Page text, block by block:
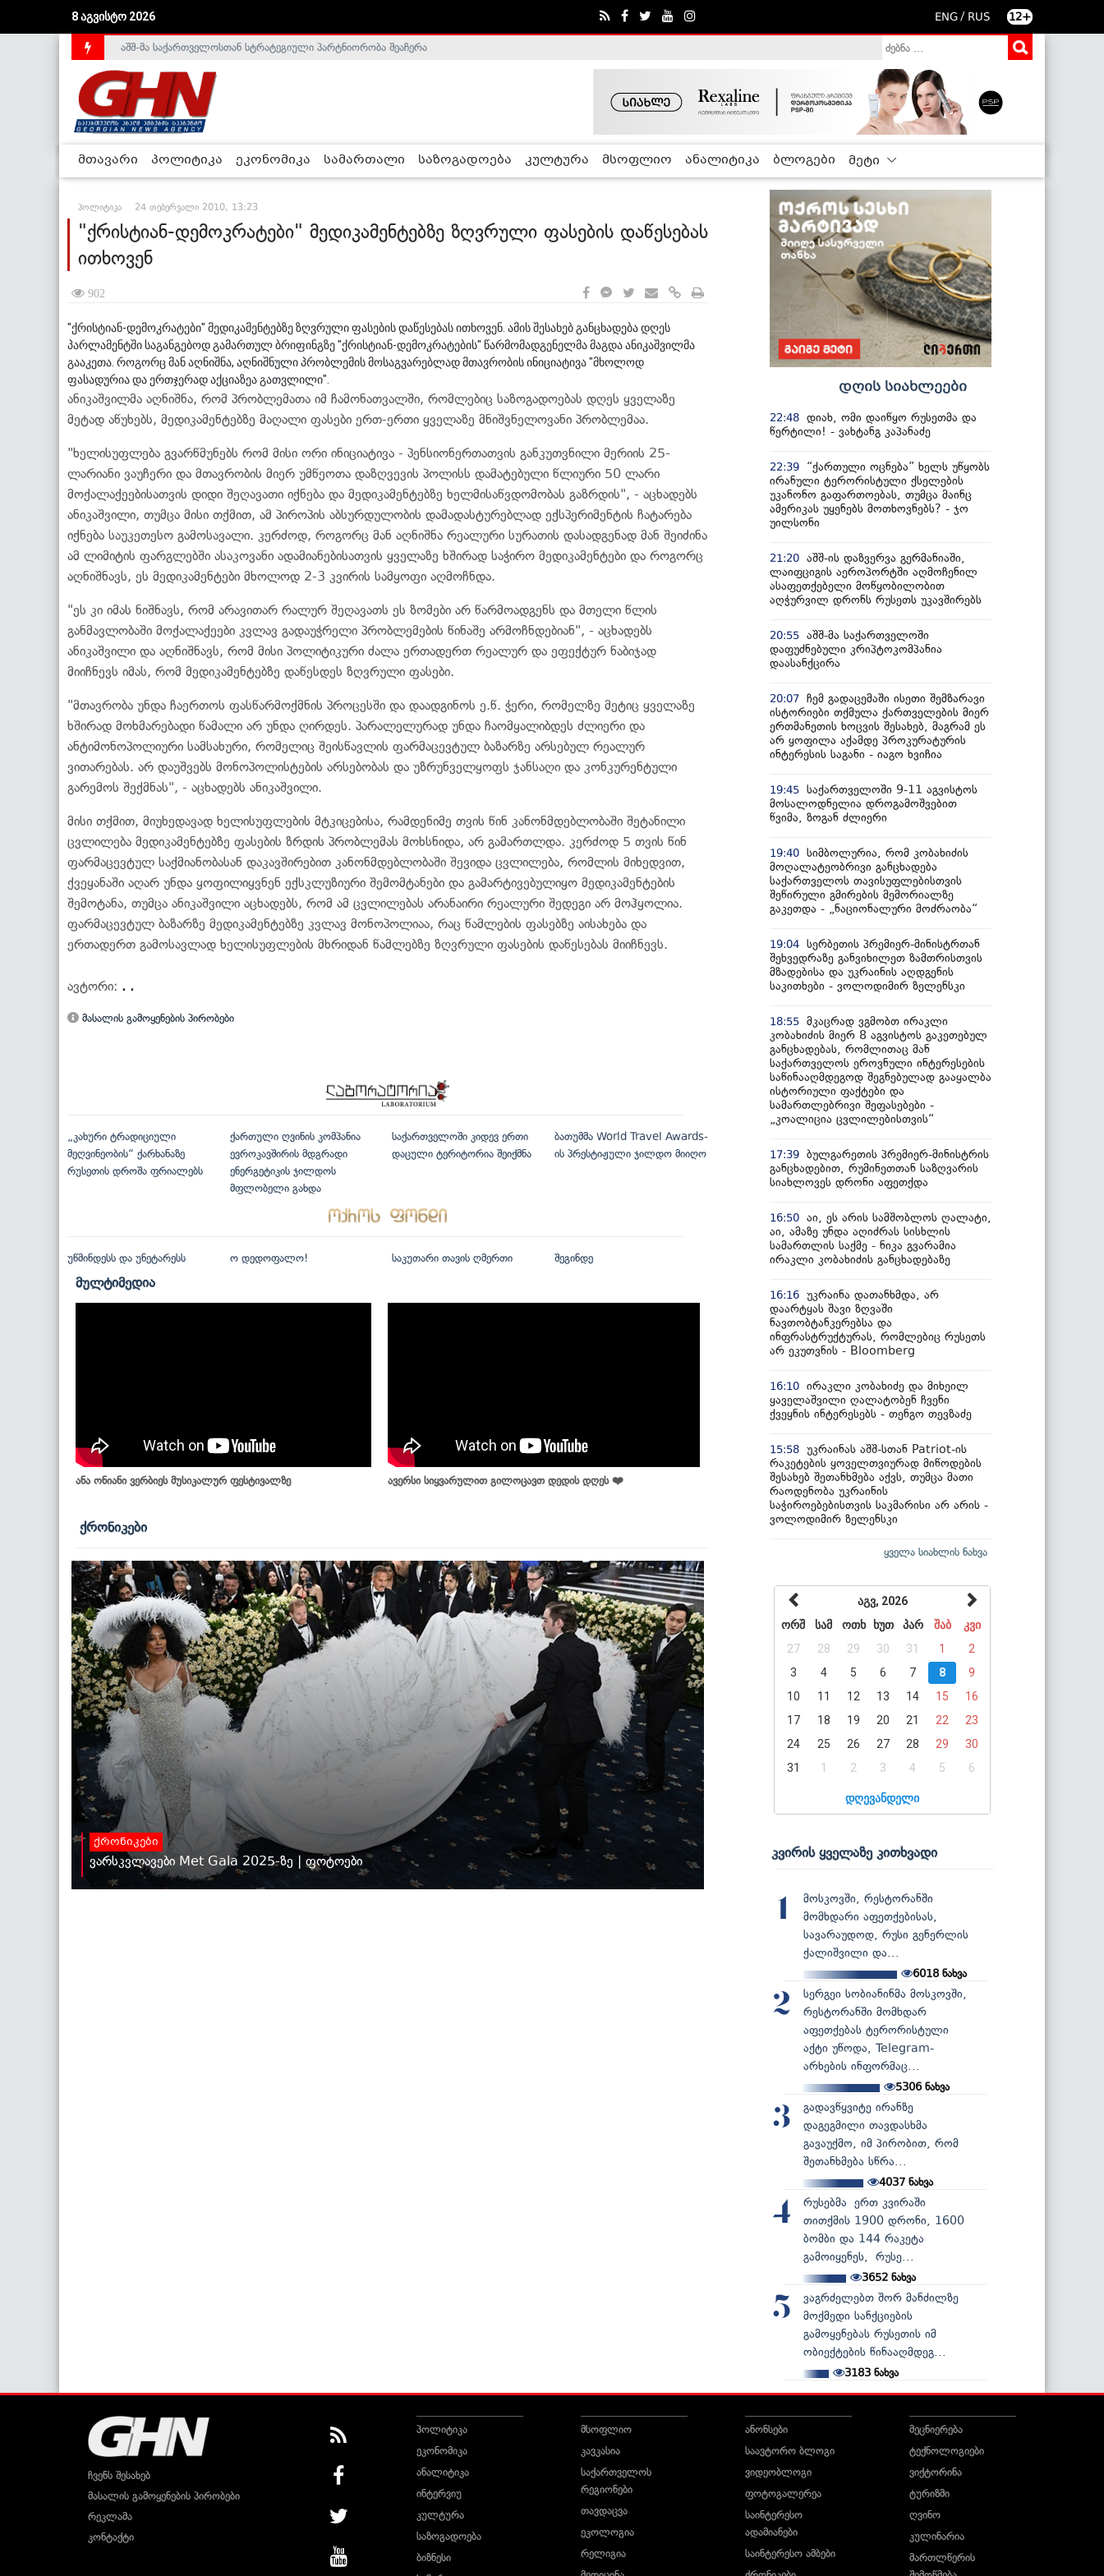
8 აგვისტო 2026 ENG / RUS 12+
საქართველოს დე-ფაქტო მთავრობა არალეგიტიმურია - ჰელსინკის კომისია
აშშ-მა საქართველოსთან სტრატეგიული პარტნიორობა შეაჩერა
მთავარი პოლიტიკა ეკონომიკა სამართალი საზოგადოება კულტურა მსოფლიო ანალიტიკა ბლოგები მეტი
პოლიტიკა 24 თებერვალი 2010, 13:23
"ქრისტიან-დემოკრატები" მედიკამენტებზე ზღვრული ფასების დაწესებას
ითხოვენ
902
"ქრისტიან-დემოკრატები" მედიკამენტებზე ზღვრული ფასების დაწესებას ითხოვენ. ამის შესახებ განცხადება დღეს
პარლამენტში საგანგებოდ გამართულ ბრიფინგზე "ქრისტიან-დემოკრატების" წარმომადგენელმა მაგდა ანიკაშვილმა
გააკეთა. როგორც მან აღნიშნა, აღნიშნული პრობლემის მოსაგვარებლად მთავრობის ინიციატივა "მხოლოდ
ფასადურია და ერთჯერად აქციაზეა გათვლილი".
ანიკაშვილმა აღნიშნა, რომ პრობლემათა იმ ჩამონათვალში, რომლებიც საზოგადოებას დღეს ყველაზე
მეტად აწუხებს, მედიკამენტებზე მაღალი ფასები ერთ-ერთი ყველაზე მნიშვნელოვანი პრობლემაა.
"ხელისუფლება გვარწმუნებს რომ მისი ორი ინიციატივა - პენსიონერთათვის განკუთვნილი მერიის 25-
ლარიანი ვაუჩერი და მთავრობის მიერ უმწეოთა დაზღვევის პოლისს დამატებული წლიური 50 ლარი
მოქალაქეებისათვის დიდი შეღავათი იქნება და მედიკამენტებზე ხელმისაწვდომობას გაზრდის", - აცხადებს
ანიკაშვილი, თუმცა მისი თქმით, ამ პიროპის აბსურდულობის დამადასტურებლად ექსპერიმენტის ჩატარება
იქნება საუკეთესო გამოსავალი. კერძოდ, როგორც მან აღნიშნა რეალური სურათის დასადგენად მან შეიძინა
ამ ლიმიტის ფარგლებში ასაკოვანი ადამიანებისათვის ყველაზე ხშირად საჭირო მედიკამენტები და როგორც
აღნიშნავს, ეს მედიკამენტები მხოლოდ 2-3 კვირის სამყოფი აღმოჩნდა.
"ეს კი იმას ნიშნავს, რომ არავითარ რალურ შეღავათს ეს ზომები არ წარმოადგენს და მთელი წლის
განმავლობაში მოქალაქეები კვლავ გადაუჭრელი პრობლემების წინაშე არმოჩნდებიან", - აცხადებს
ანიკაშვილი და აღნიშნავს, რომ მისი პოლიტიკური ძალა ერთადერთ რეალურ და ეფექტურ ნაბიჯად
მიიჩნევს იმას, რომ მედიკამენტებზე დაწესდეს ზღვრული ფასები.
"მთავრობა უნდა ჩაერთოს ფასწარმოქმნის პროცესში და დაადგინოს ე.წ. ჭერი, რომელზე მეტიც ყველაზე
ხშირად მოხმარებადი წამალი არ უნდა ღირდეს. პარალელურად უნდა ჩაომყალიბდეს ძლიერი და
ანტიმონოპოლიური სამსახური, რომელიც შეისწავლის ფარმაცევტულ ბაზარზე არსებულ რეალურ
ვითარებას. არ დაუშვებს მონოპოლისტების არსებობას და უზრუნველყოფს ჯანსაღი და კონკურენტული
გარემოს შექმნას", - აცხადებს ანიკაშვილი.
მისი თქმით, მიუხედავად ხელისუფლების მტკიცებისა, რამდენიმე თვის წინ კანონმდებლობაში შეტანილი
ცვლილება მედიკამენტებზე ფასების ზრდის პრობლემას მოხსნიდა, არ გამართლდა. კერძოდ 5 თვის წინ
ფარმაცევტულ საქმიანობასან დაკავშირებით კანონმდებლობაში შევიდა ცვლილება, რომლის მიხედვით,
ქვეყანაში აღარ უნდა ყოფილიყვნენ ექსკლუზიური შემომტანები და გამარტივებულიყო მედიკამენტების
შემოტანა, თუმცა ანიკაშვილი აცხადებს, რომ ამ ცვლილებას არანაირი რეალური შედეგი არ მოჰყოლია.
ფარმაცევტულ ბაზარზე მედიკამენტებზე კვლავ მონოპოლიაა, რაც წამლების ფასებზე აისახება და
ერთადერთ გამოსავლად ხელისუფლების მხრიდან წამლებზე ზღვრული ფასების დაწესებას მიიჩნევს.
ავტორი: . .
მასალის გამოყენების პირობები
„კახური ტრადიციული
მეღვინეობის“ ქარხანაზე
რუსეთის დროშა ფრიალებს
ქართული ღვინის კომპანია
ევროკავშირის მდგრადი
ენერგეტიკის ჯილდოს
მფლობელი გახდა
საქართველოში კიდევ ერთი
დაცული ტერიტორია შეიქმნა
ბათუმმა World Travel Awards-
ის პრესტიჟული ჯილდო მიიღო
უწმინდესს და უნეტარესს ო დედოფალო! საკუთარი თავის ღმერთი შეგინდე
მულტიმედია
ანა ონიანი ვერბიეს მუსიკალურ ფესტივალზე ავერსი სიყვარულით გილოცავთ დედის დღეს ❤️
ქრონიკები
ქრონიკები
ვარსკვლავები Met Gala 2025-ზე | ფოტოები
დღის სიახლეები
22:48 დიახ, ომი დაიწყო რუსეთმა და
წერტილი! - ვახტანგ კაპანაძე
22:39
“ქართული ოცნება” ხელს უწყობს
ირანული ტერორისტული ქსელების
უკანონო გაფართოებას, თუმცა მაინც
ამერიკას უყენებს მოთხოვნებს? - ჯო
უილსონი
21:20 აშშ-ის დაზვერვა გერმანიაში,
ლაიფციგის აეროპორტში აღმოჩენილ
ასაფეთქებელი მოწყობილობით
აღჭურვილ დრონს რუსეთს უკავშირებს
20:55 აშშ-მა საქართველოში
დაფუძნებული კრიპტოკომპანია
დაასანქცირა
20:07 ჩემ გადაცემაში ისეთი შემზარავი
ისტორიები თქმულა ქართველების მიერ
ერთმანეთის ხოცვის შესახებ, მაგრამ ეს
არ ყოფილა აქამდე პროკურატურის
ინტერესის საგანი - იაგო ხვიჩია
19:45 საქართველოში 9-11 აგვისტოს
მოსალოდნელია დროგამოშვებით
წვიმა, ზოგან ძლიერი
19:40 სიმბოლურია, რომ კობახიძის
მოღალატეობრივი განცხადება
საქართველოს თავისუფლებისთვის
შეწირული გმირების მემორიალზე
გაკეთდა - „ნაციონალური მოძრაობა“
19:04 სერბეთის პრემიერ-მინისტრთან
შეხვედრაზე განვიხილეთ ზამთრისთვის
მზადებისა და უკრაინის აღდგენის
საკითხები - ვოლოდიმირ ზელენსკი
18:55 მკაცრად ვგმობთ ირაკლი
კობახიძის მიერ 8 აგვისტოს გაკეთებულ
განცხადებას, რომლითაც მან
საქართველოს ეროვნული ინტერესების
საწინააღმდეგოდ შეგნებულად გააყალბა
ისტორიული ფაქტები და
სამართლებრივი შეფასებები -
„კოალიცია ცვლილებისთვის“
17:39 ბულგარეთის პრემიერ-მინისტრის
განცხადებით, რუმინეთთან საზღვარის
სიახლოვეს დრონი აფეთქდა
16:50 აი, ეს არის სამშობლოს ღალატი,
აი, ამაზე უნდა აღიძრას სისხლის
სამართლის საქმე - ნიკა გვარამია
ირაკლი კობახიძის განცხადებაზე
16:16 უკრაინა დათანხმდა, არ
დაარტყას შავი ზღვაში
ნავთობტანკერებსა და
ინფრასტრუქტურას, რომლებიც რუსეთს
არ ეკუთვნის - Bloomberg
16:10 ირაკლი კობახიძე და მიხეილ
ყაველაშვილი ღალატობენ ჩვენი
ქვეყნის ინტერესებს - თენგო თევზაძე
15:58 უკრაინას აშშ-სთან Patriot-ის
რაკეტების ყოველთვიურად მიწოდების
შესახებ შეთანხმება აქვს, თუმცა მათი
რაოდენობა უკრაინის
საჭიროებებისთვის საკმარისი არ არის -
ვოლოდიმირ ზელენსკი
ყველა სიახლის ნახვა
აგვ, 2026
ორშ
სამ ოთხ ხუთ პარ შაბ
კვი
27
28 29 30 31 1
2
3
4 5 6 7 8
9
10
11 12 13 14 15
16
17
18 19 20 21 22
23
24
25 26 27 28 29
30
31
1 2 3 4 5 6
დღევანდელი
კვირის ყველაზე კითხვადი
1
მოსკოვში, რესტორანში
მომხდარი აფეთქებისას,
სავარაუდოდ, რუსი გენერლის
ქალიშვილი და...
6018 ნახვა
2
სერგეი სობიანინმა მოსკოვში,
რესტორანში მომხდარ
აფეთქებას ტერორისტული
აქტი უწოდა, Telegram-
არხების ინფორმაც...
5306ნახვა
3
გადავწყვიტე ირანზე
დაგეგმილი თავდასხმა
გავაუქმო, იმ პირობით, რომ
შეთანხმება სწრა...
4037ნახვა
4
რუსებმა ერთ კვირაში
თითქმის 1900 დრონი, 1600
ბომბი და 144 რაკეტა
გამოიყენეს, რუსე...
3652ნახვა
5
ვაგრძელებთ შორ მანძილზე
მოქმედი სანქციების
გამოყენებას რუსეთის იმ
ობიექტების წინააღმდეგ...
3183 ნახვა
ჩვენს შესახებ
მასალის გამოყენების პირობები
რეკლამა
კონტაქტი
პოლიტიკა
ეკონომიკა
ანალიტიკა
ინტერვიუ
კულტურა
საზოგადოება
ბიზნესი
მსოფლიო
კავკასია
საქართველოს
რეგიონები
თავდაცვა
ეკოლოგია
რელიგია
ანონსები
საავტორო ბლოგი
ვიდეობლოგი
ფოტოგალერეა
საინტერესო
ადამიანები
საინტერესო ამბები
მეცნიერება
ტექნოლოგიები
ვიქტორინა
ტურიზმი
ღვინო
კულინარია
მართლწერის